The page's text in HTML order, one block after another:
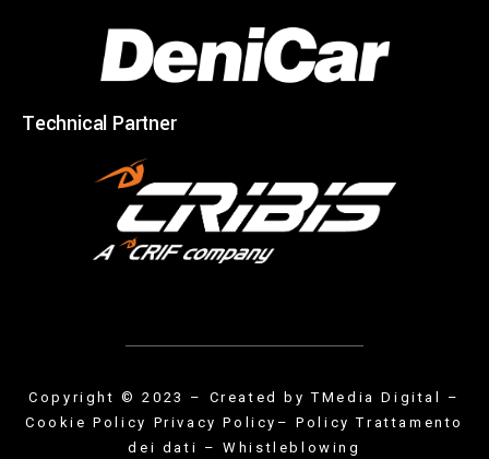
Technical Partner
Copyright © 2023 – Created byTMedia Digital
–
Cookie Policy Privacy Policy – Policy Trattamento
dei dati –Whistleblowing